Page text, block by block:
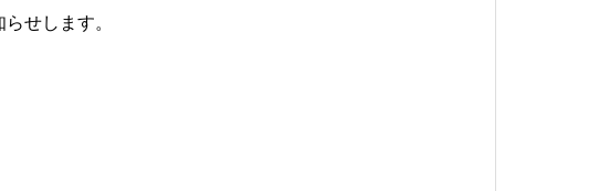
せします。